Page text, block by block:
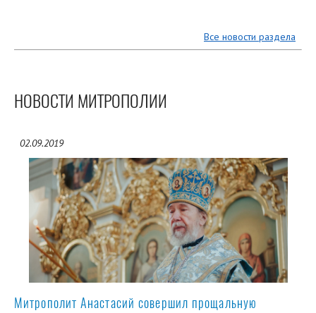
Все новости раздела
НОВОСТИ МИТРОПОЛИИ
02.09.2019
Митрополит Анастасий совершил прощальную